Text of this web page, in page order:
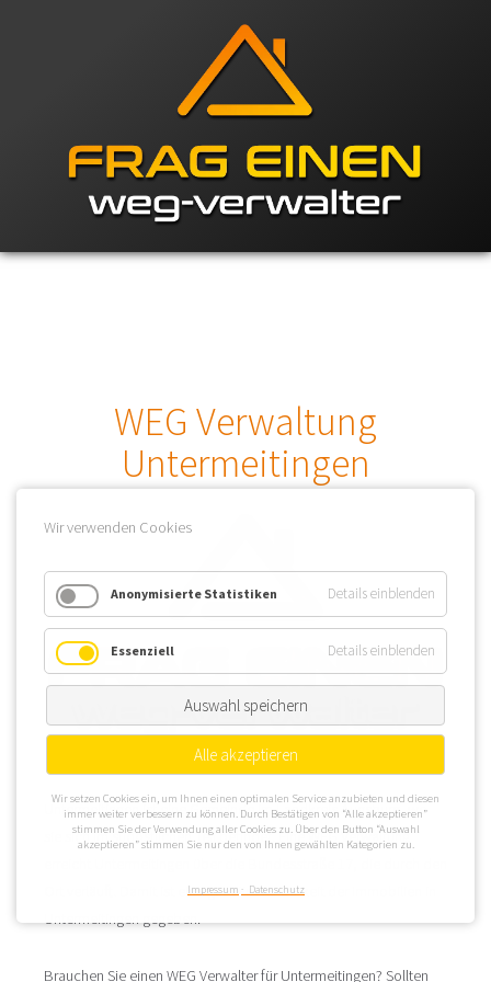
WEG Verwaltung
Untermeitingen
Untermeitingen ist eine Gemeinde im Landkreis Augsburg, wo
sie sich im südöstlichen Teil befindet. Eine WEG Verwaltung
Ort verläuft. Damit ist eine gute Erreichbarkeit der Immobilien in
Untermeitingen gegeben.
Brauchen Sie einen WEG Verwalter für Untermeitingen? Sollten
Wir verwenden Cookies
Anonymisierte Statistiken Details einblenden
Essenziell Details einblenden
Auswahl speichern
Alle akzeptieren
Wir setzen Cookies ein, um Ihnen einen optimalen Service anzubieten und diesen
immer weiter verbessern zu können. Durch Bestätigen von “Alle akzeptieren”
stimmen Sie der Verwendung aller Cookies zu. Über den Button “Auswahl
akzeptieren” stimmen Sie nur den von Ihnen gewählten Kategorien zu.
Impressum Datenschutz